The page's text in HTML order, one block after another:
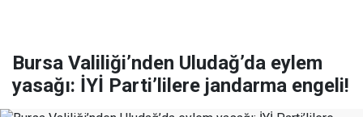
Bursa Valiliği’nden Uludağ’da eylem
yasağı: İYİ Parti’lilere jandarma engeli!